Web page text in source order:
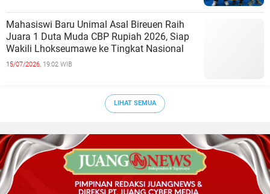
Mahasiswi Baru Unimal Asal Bireuen Raih
Juara 1 Duta Muda CBP Rupiah 2026, Siap
Wakili Lhokseumawe ke Tingkat Nasional
15/07/2026, 19:02 WIB
LIHAT SEMUA